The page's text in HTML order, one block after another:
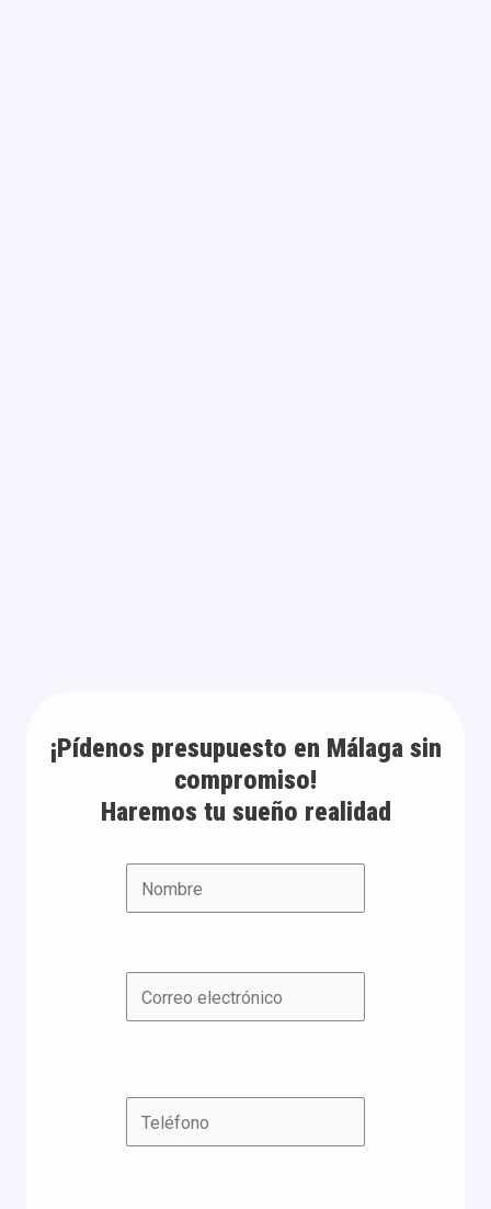
¡Pídenos presupuesto en Málaga sin
compromiso!
Haremos tu sueño realidad